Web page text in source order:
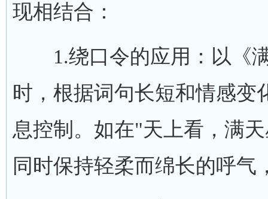
现相结合：
1.绕口令的应用：以《满
时，根据词句长短和情感变
息控制。如在"天上看，满
同时保持轻柔而绵长的呼气